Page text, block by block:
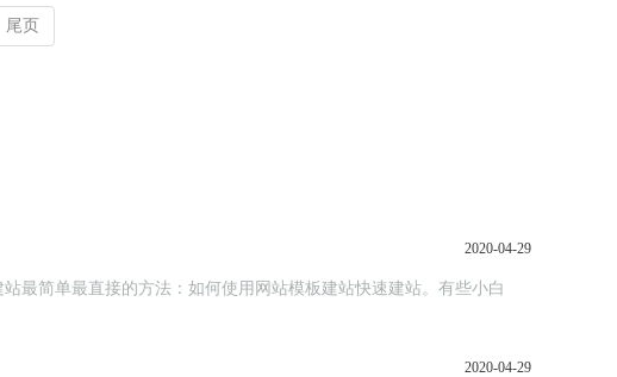
尾页
2020-04-29
最简单最直接的方法：如何使用网站模板建站快速建站。有些小白
2020-04-29